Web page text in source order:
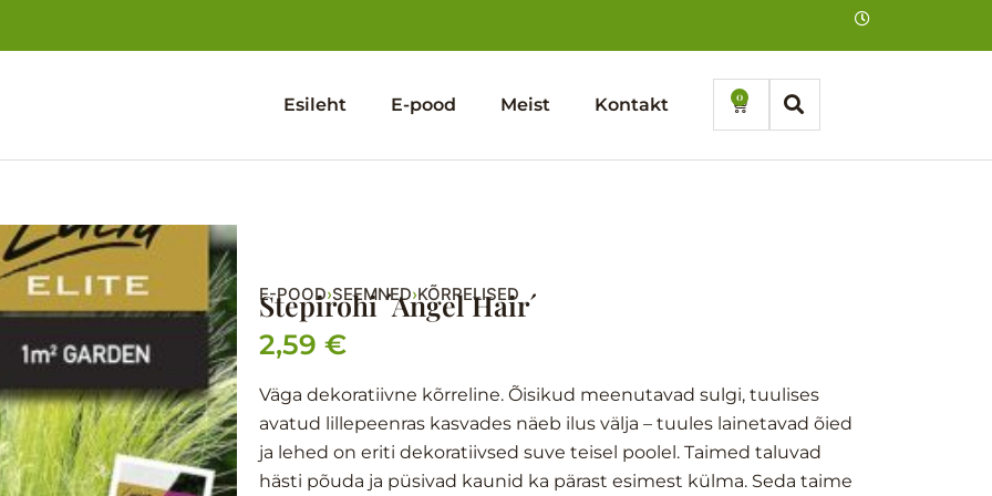
Esileht E-pood Meist Kontakt 0
Cart
E-POOD›SEEMNED›KÕRRELISED
Stepirohi ´Angel Hair´
2,59 €
Väga dekoratiivne kõrreline. Õisikud meenutavad sulgi, tuulises
avatud lillepeenras kasvades näeb ilus välja – tuules lainetavad õied
ja lehed on eriti dekoratiivsed suve teisel poolel. Taimed taluvad
hästi põuda ja püsivad kaunid ka pärast esimest külma. Seda taime